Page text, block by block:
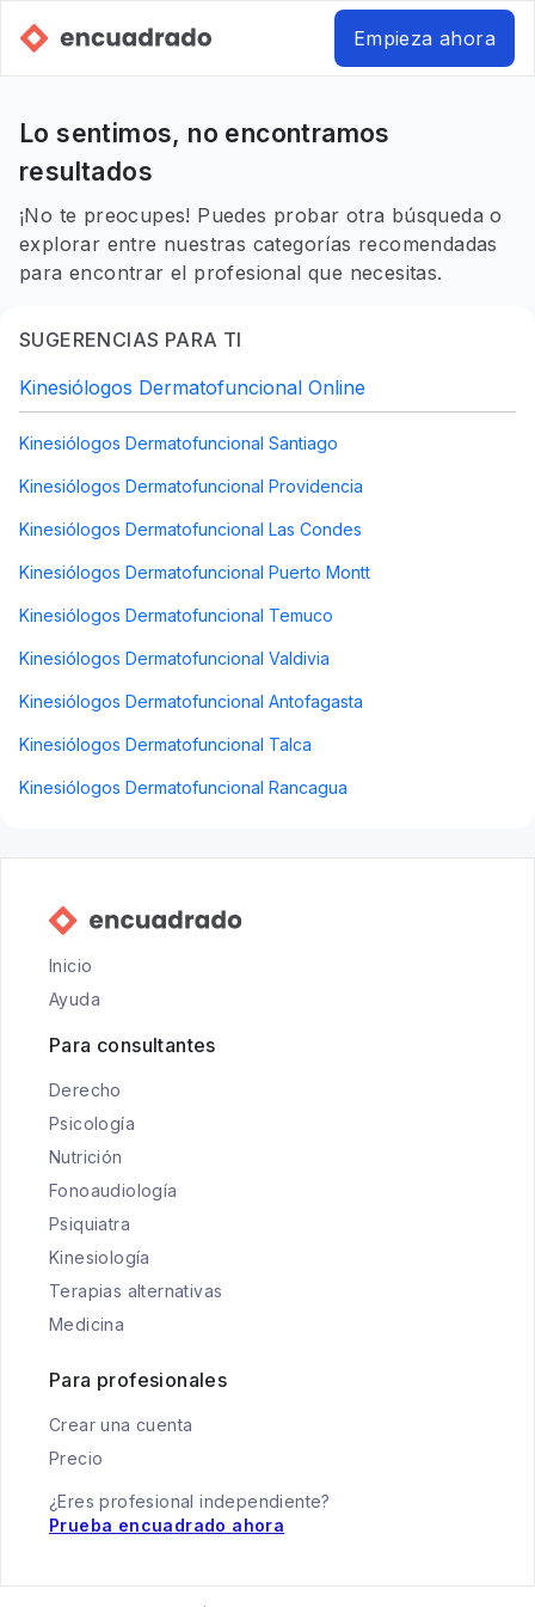
Empieza ahora
Lo sentimos, no encontramos
resultados
¡No te preocupes! Puedes probar otra búsqueda o
explorar entre nuestras categorías recomendadas
para encontrar el profesional que necesitas.
SUGERENCIAS PARA TI
Kinesiólogos Dermatofuncional Online
Kinesiólogos Dermatofuncional Santiago
Kinesiólogos Dermatofuncional Providencia
Kinesiólogos Dermatofuncional Las Condes
Kinesiólogos Dermatofuncional Puerto Montt
Kinesiólogos Dermatofuncional Temuco
Kinesiólogos Dermatofuncional Valdivia
Kinesiólogos Dermatofuncional Antofagasta
Kinesiólogos Dermatofuncional Talca
Kinesiólogos Dermatofuncional Rancagua
Inicio
Ayuda
Para consultantes
Derecho
Psicología
Nutrición
Fonoaudiología
Psiquiatra
Kinesiología
Terapias alternativas
Medicina
Para profesionales
Crear una cuenta
Precio
¿Eres profesional independiente?
Prueba encuadrado ahora